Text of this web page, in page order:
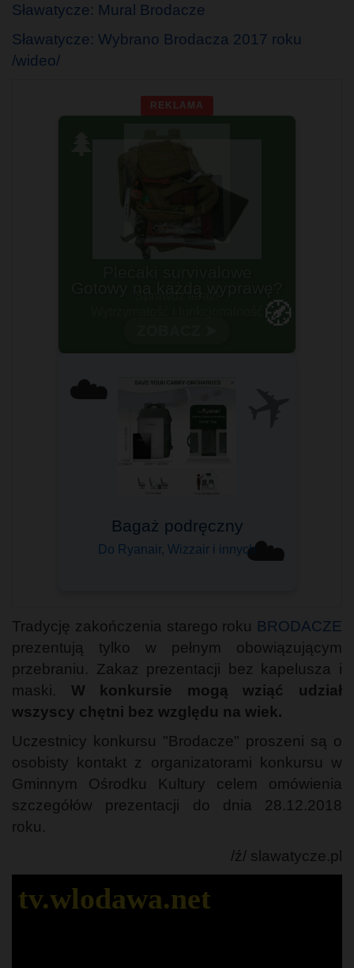
Sławatycze: Mural Brodacze
Sławatycze: Wybrano Brodacza 2017 roku
/wideo/
REKLAMA
🧭
☁️
☁️
Bagaż podręczny
Do Ryanair, Wizzair i innych
Tradycję zakończenia starego roku BRODACZE
prezentują tylko w pełnym obowiązującym
przebraniu. Zakaz prezentacji bez kapelusza i
maski. W konkursie mogą wziąć udział
wszyscy chętni bez względu na wiek.
Uczestnicy konkursu "Brodacze" proszeni są o
osobisty kontakt z organizatorami konkursu w
Gminnym Ośrodku Kultury celem omówienia
szczegółów prezentacji do dnia 28.12.2018
roku.
/ź/ slawatycze.pl
tv.wlodawa.net